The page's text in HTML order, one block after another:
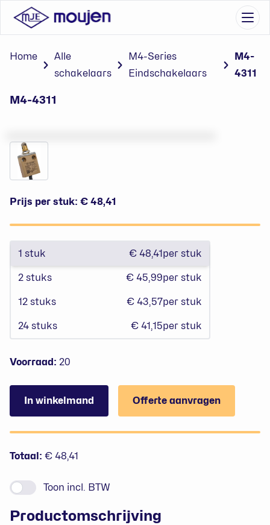
Go to content
Home
Alle
schakelaars
M4-Series
Eindschakelaars
M4-
4311
M4-4311
Prijs per stuk: € 48,41
1 stuk € 48,41per stuk
2 stuks € 45,99per stuk
12 stuks € 43,57per stuk
24 stuks € 41,15per stuk
Voorraad: 20
In winkelmand Offerte aanvragen
Prijzen
Totaal: € 48,41
Toon incl. BTW
Productomschrijving